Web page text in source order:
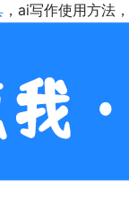
，ai写作使用方法，